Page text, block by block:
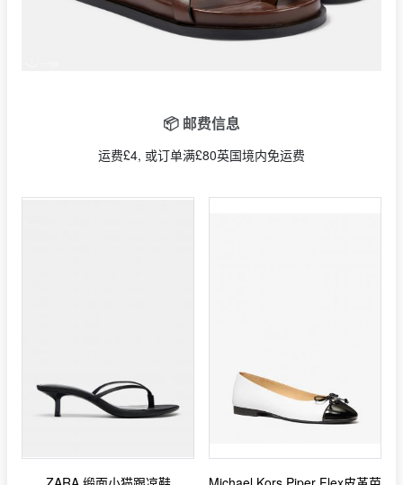
📦 邮费信息
运费£4, 或订单满£80英国境内免运费